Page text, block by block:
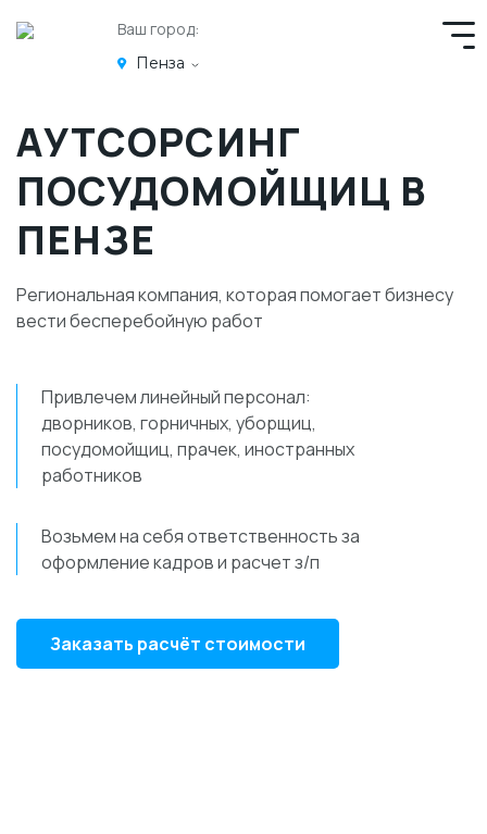
Ваш город:
Пенза
АУТСОРСИНГ
ПОСУДОМОЙЩИЦ В
ПЕНЗЕ
Региональная компания, которая помогает бизнесу
вести бесперебойную работ
Привлечем линейный персонал:
дворников, горничных, уборщиц,
посудомойщиц, прачек, иностранных
работников
Возьмем на себя ответственность за
оформление кадров и расчет з/п
Заказать расчёт стоимости